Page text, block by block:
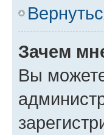
Зачем
Вы